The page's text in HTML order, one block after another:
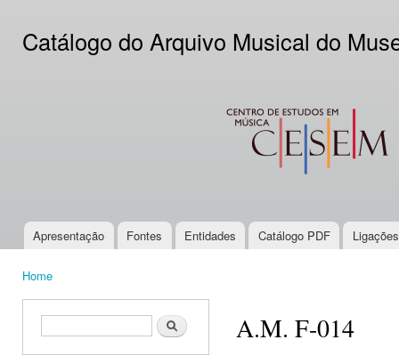
Catálogo do Arquivo Musical do
CESEM
Main menu
Apresentação Fontes Entidades Catálogo PDF
Home
Search form Search A.M. F-014